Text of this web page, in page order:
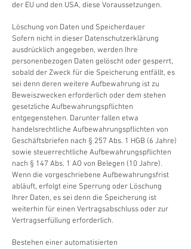
der EU und den USA, diese Voraussetzungen.
Löschung von Daten und Speicherdauer
Sofern nicht in dieser Datenschutzerklärung
ausdrücklich angegeben, werden Ihre
personenbezogen Daten gelöscht oder gesperrt,
sobald der Zweck für die Speicherung entfällt, es
sei denn deren weitere Aufbewahrung ist zu
Beweiszwecken erforderlich oder dem stehen
gesetzliche Aufbewahrungspflichten
entgegenstehen. Darunter fallen etwa
handelsrechtliche Aufbewahrungspflichten von
Geschäftsbriefen nach § 257 Abs. 1 HGB (6 Jahre)
sowie steuerrechtliche Aufbewahrungspflichten
nach § 147 Abs. 1 AO von Belegen (10 Jahre).
Wenn die vorgeschriebene Aufbewahrungsfrist
abläuft, erfolgt eine Sperrung oder Löschung
Ihrer Daten, es sei denn die Speicherung ist
weiterhin für einen Vertragsabschluss oder zur
Vertragserfüllung erforderlich.
Bestehen einer automatisierten